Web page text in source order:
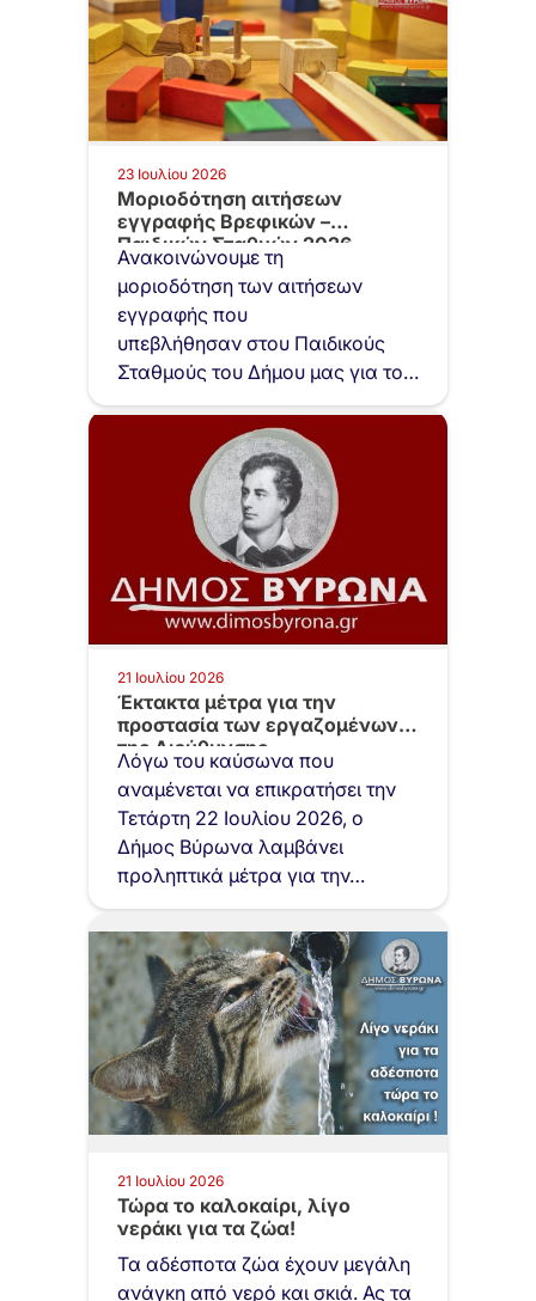
23 Ιουλίου 2026
Μοριοδότηση αιτήσεων
εγγραφής Βρεφικών –
Παιδικών Σταθμών 2026
Ανακοινώνουμε τη
μοριοδότηση των αιτήσεων
εγγραφής που
υπεβλήθησαν στου Παιδικούς
Σταθμούς του Δήμου μας για το
σχολικό έτος 2026-2027. Για
ενστάσεις μπορείτε να
απευθύνεστε…
21 Ιουλίου 2026
Έκτακτα μέτρα για την
προστασία των εργαζομένων
της Διεύθυνσης
Καθαριότητας…
Λόγω του καύσωνα που
αναμένεται να επικρατήσει την
Τετάρτη 22 Ιουλίου 2026, ο
Δήμος Βύρωνα λαμβάνει
προληπτικά μέτρα για την…
21 Ιουλίου 2026
Τώρα το καλοκαίρι, λίγο
νεράκι για τα ζώα!
Τα αδέσποτα ζώα έχουν μεγάλη
ανάγκη από νερό και σκιά. Ας τα